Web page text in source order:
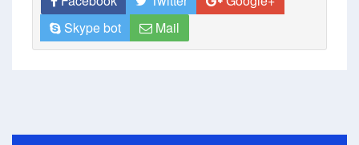
Skype bot
Mail